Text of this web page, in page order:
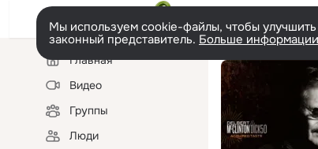
Мы используем cookie-файлы, чтобы
законный представитель. Больше информации
Левая
колонкаГлавная
Видео
Группы
Люди